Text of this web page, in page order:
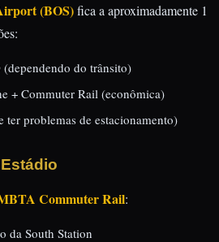
(BOS)fica a aproximadamente 1
do trânsito)
+ Commuter Rail (econômica)
problemas de estacionamento)
Commuter Rail:
da South Station